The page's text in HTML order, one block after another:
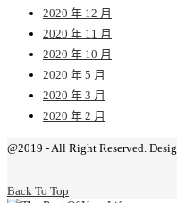
2020 年 12 月
2020 年 11 月
2020 年 10 月
2020 年 5 月
2020 年 3 月
2020 年 2 月
@2019 - All Right Reserved.
Back To Top